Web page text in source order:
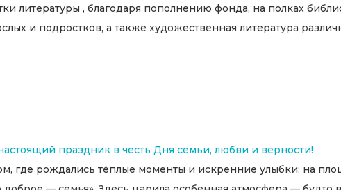
литературы , благодаря пополнению фонда, на полках
и подростков, а также художественная литература
праздник в честь Дня семьи, любви и верности!
где рождались тёплые моменты и искренние улыбки: на